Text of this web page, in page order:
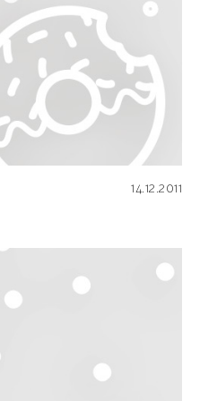
14.12.2011